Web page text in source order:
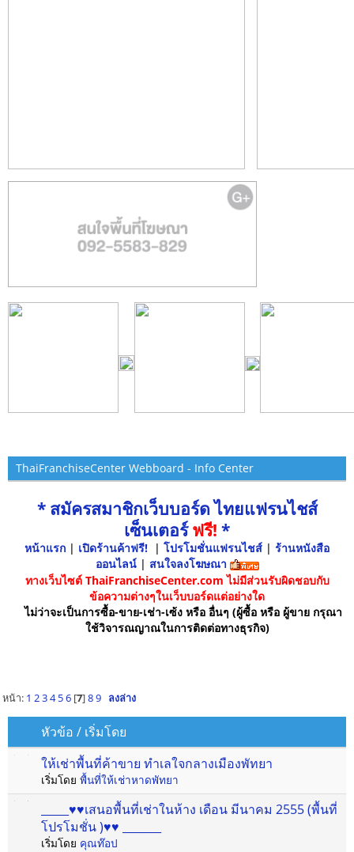
ThaiFranchiseCenter Webboard - Info Center
* สมัครสมาชิกเว็บบอร์ด ไทยแฟรนไชส์
เซ็นเตอร์ฟรี! *
หน้าแรก | เปิดร้านค้าฟรี! | โปรโมชั่นแฟรนไชส์ | ร้านหนังสือ
ออนไลน์ | สนใจลงโฆษณา
ทางเว็บไซต์ ThaiFranchiseCenter.com ไม่มีส่วนรับผิดชอบกับ
ข้อความต่างๆในเว็บบอร์ดแต่อย่างใด
ไม่ว่าจะเป็นการซื้อ-ขาย-เช่า-เซ้ง หรือ อื่นๆ (ผู้ซื้อ หรือ ผู้ขาย กรุณา
ใช้วิจารณญาณในการติดต่อทางธุรกิจ)
หน้า: 1 2 3 4 5 6[7]8 9 ลงล่าง
หัวข้อ / เริ่มโดย
ให้เช่าพื้นที่ค้าขาย ทำเลใจกลางเมืองพัทยา
เริ่มโดย พื้นที่ให้เช่าหาดพัทยา
_____♥♥เสนอพื้นที่เช่าในห้าง เดือน มีนาคม 2555 (พื้นที่
โปรโมชั่น )♥♥ _______
เริ่มโดย คุณท๊อป